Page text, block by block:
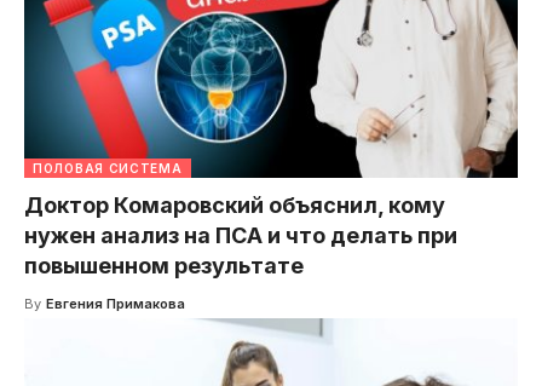
ПОЛОВАЯ СИСТЕМА
Доктор Комаровский объяснил, кому
нужен анализ на ПСА и что делать при
повышенном результате
By Евгения Примакова